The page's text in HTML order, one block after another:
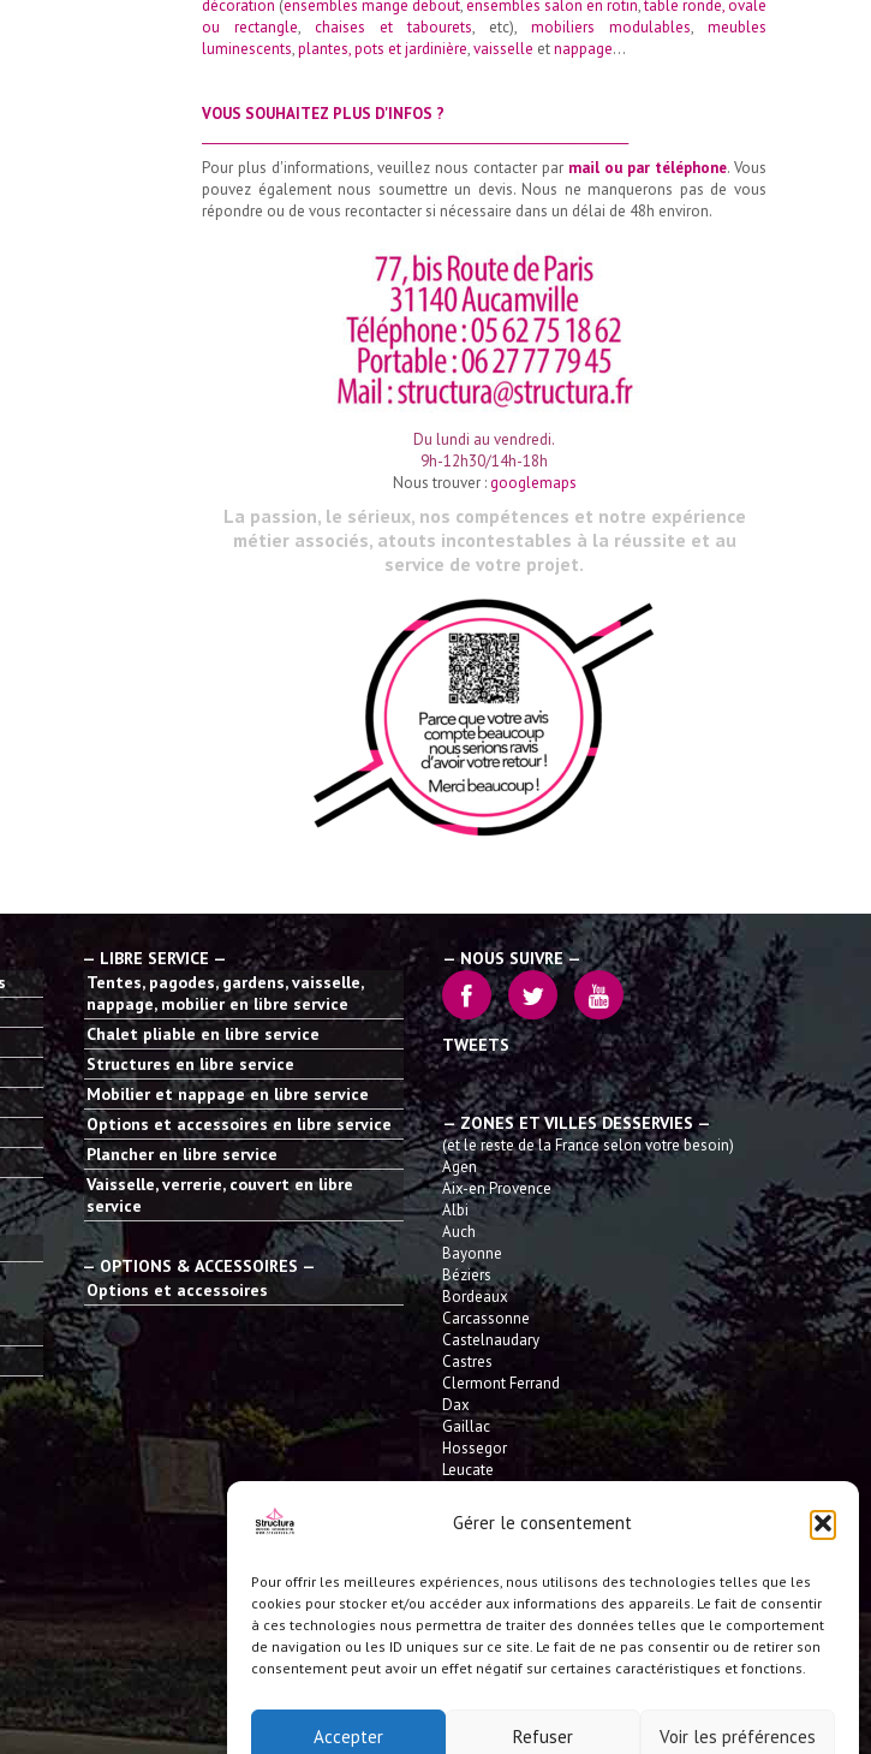
Gérer le consentement
Pour offrir les meilleures expériences, nous utilisons des technologies telles que les
cookies pour stocker et/ou accéder aux informations des appareils. Le fait de consentir
à ces technologies nous permettra de traiter des données telles que le comportement
de navigation ou les ID uniques sur ce site. Le fait de ne pas consentir ou de retirer son
consentement peut avoir un effet négatif sur certaines caractéristiques et fonctions.
Accepter Refuser Voir les préférences
décoration (ensembles mange debout,ensembles salon en rotin,table ronde,ovale
ou rectangle, chaises et tabourets, etc), mobiliers modulables, meubles
luminescents,plantes, pots et jardinière,vaisselle etnappage…
VOUS SOUHAITEZ PLUS D'INFOS ?
Pour plus d'informations, veuillez nous contacter par mail ou par téléphone. Vous
pouvez également nous soumettre un devis. Nous ne manquerons pas de vous
répondre ou de vous recontacter si nécessaire dans un délai de 48h environ.
Du lundi au vendredi.
9h-12h30/14h-18h
Nous trouver :googlemaps
La passion, le sérieux, nos compétences et notre expérience
métier associés, atouts incontestables à la réussite et au
service de votre projet.
— LIBRE SERVICE —
Tentes, pagodes, gardens, vaisselle,
nappage, mobilier en libre service
Chalet pliable en libre service
Structures en libre service
Mobilier et nappage en libre service
Options et accessoires en libre service
Plancher en libre service
Vaisselle, verrerie, couvert en libre
service
— OPTIONS & ACCESSOIRES —
Options et accessoires
— NOUS SUIVRE —
TWEETS
— ZONES ET VILLES DESSERVIES —
(et le reste de la France selon votre besoin)
Agen
Aix-en Provence
Albi
Auch
Bayonne
Béziers
Bordeaux
Carcassonne
Castelnaudary
Castres
Clermont Ferrand
Dax
Gaillac
Hossegor
Leucate
L'Isle Jourdain
Montauban
Montpellier
Narbonne
Pau
Perpignan
Saint-Gaudens
Tarbes